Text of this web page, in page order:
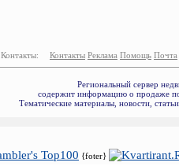
Контакты: Контакты Реклама Помощь Почта
Региональный сервер
содержит информацию о продаже
Тематические материалы, новости,
{foter}